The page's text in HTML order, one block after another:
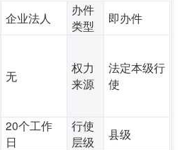
企业法人
办件
类型
即办件
无
权力
来源
法定本级行
使
20个工作
日
行使
层级
县级